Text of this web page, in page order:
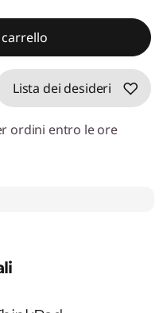
Lista dei desideri
ordini entro le ore